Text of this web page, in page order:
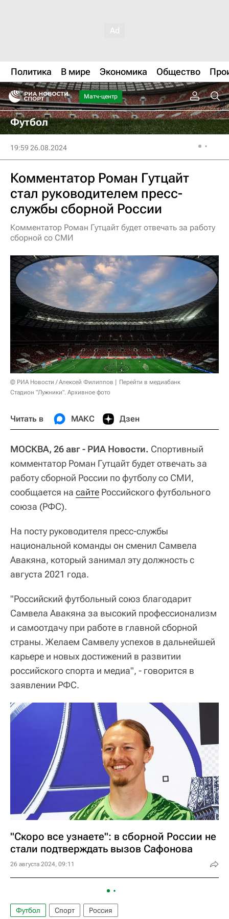
Политика В мире Экономика Общество
Матч-центр
Футбол
19:59 26.08.2024
Комментатор Роман Гутцайт
стал руководителем пресс-
службы сборной России
Комментатор Роман Гутцайт будет отвечать за работу
сборной со СМИ
© РИА Новости / Алексей Филиппов
Перейти в медиабанк
Стадион "Лужники". Архивное фото
Читать в МАКС Дзен
МОСКВА, 26 авг - РИА Новости. Спортивный
комментатор Роман Гутцайт будет отвечать за
работу сборной России по футболу со СМИ,
сообщается на сайте Российского футбольного
союза (РФС).
На посту руководителя пресс-службы
национальной команды он сменил Самвела
Авакяна, который занимал эту должность с
августа 2021 года.
"Российский футбольный союз благодарит
Самвела Авакяна за высокий профессионализм
и самоотдачу при работе в главной сборной
страны. Желаем Самвелу успехов в дальнейшей
карьере и новых достижений в развитии
российского спорта и медиа", - говорится в
заявлении РФС.
"Скоро все узнаете": в сборной России не
стали подтверждать вызов Сафонова
26 августа 2024, 09:11
Футбол Спорт
Россия